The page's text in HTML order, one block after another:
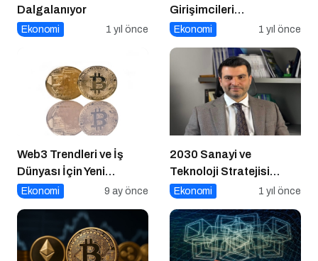
Dalgalanıyor
Ekonomi 1 yıl önce
Girişimcileri
Güçlendirecek Ortak Bir
Ekonomi 1 yıl önce
Web3 Trendleri ve İş
Dünyası İçin Yeni
Fırsatlar
Ekonomi 9 ay önce
2030 Sanayi ve
Teknoloji Stratejisi
Açıklandı
Ekonomi 1 yıl önce